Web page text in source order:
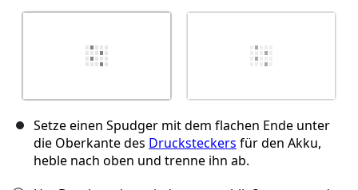
Setze einen Spudger mit dem flachen Ende unter
die Oberkante des Drucksteckers für den Akku,
heble nach oben und trenne ihn ab.